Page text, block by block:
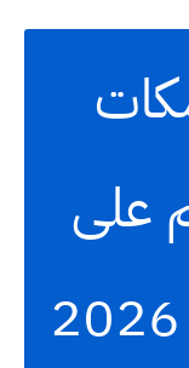
على
الدراسات العليا 2026